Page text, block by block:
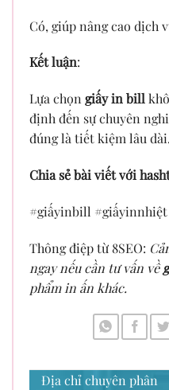
Có, giúp nâng cao dịch
Kết luận:
Lựa chọn giấy in bill
định đến sự chuyên
đúng là tiết kiệm lâu dài.
Chia sẻ bài viết với
#giấyinbill
Thông điệp từ 8SEO:
ngay nếu cần tư vấn về
phẩm in ấn khác.
Địa chỉ chuyên phân